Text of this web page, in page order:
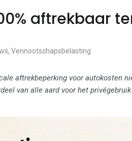
aftrekbaar
, Vennootschapsbelasting
aftrekbeperking voor autokosten
van alle aard voor het